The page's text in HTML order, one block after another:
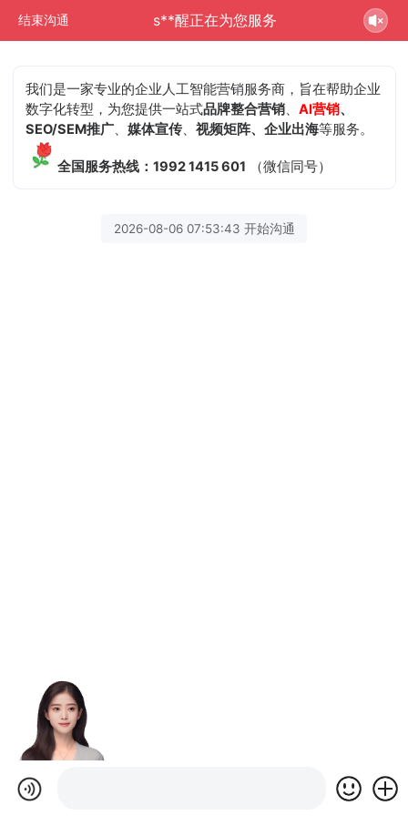
结束沟通 s**醒正在为您服务
我们是一家专业的企业人工智能营销服务商，旨在帮助企业
数字化转型，为您提供一站式品牌整合营销、AI营销、
SEO/SEM推广、媒体宣传、视频矩阵、企业出海等服务。
全国服务热线：1992 1415 601 （微信同号）
2026-08-06 07:53:43 开始沟通